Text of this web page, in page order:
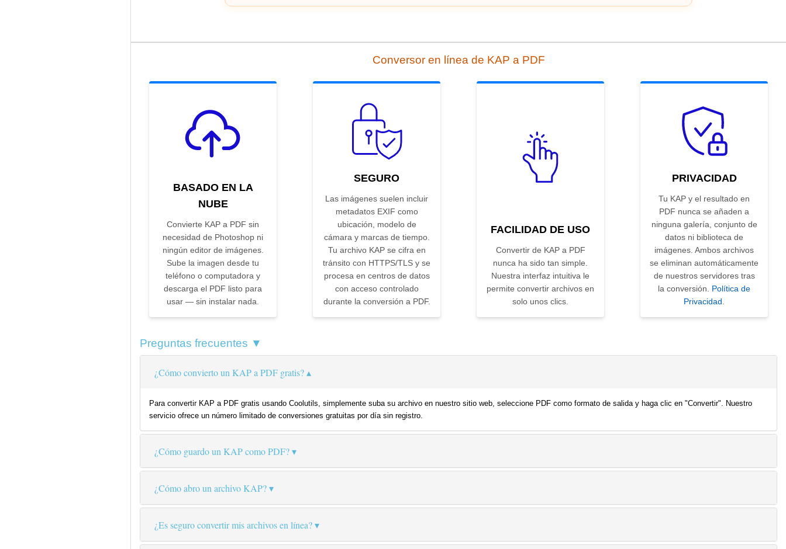
Conversor en línea de KAP a PDF
BASADO EN LA
NUBE
Convierte KAP a PDF sin
necesidad de Photoshop ni
ningún editor de imágenes.
Sube la imagen desde tu
teléfono o computadora y
descarga el PDF listo para
usar — sin instalar nada.
SEGURO
Las imágenes suelen incluir
metadatos EXIF como
ubicación, modelo de
cámara y marcas de tiempo.
Tu archivo KAP se cifra en
tránsito con HTTPS/TLS y se
procesa en centros de datos
con acceso controlado
durante la conversión a PDF.
FACILIDAD DE USO
Convertir de KAP a PDF
nunca ha sido tan simple.
Nuestra interfaz intuitiva le
permite convertir archivos en
solo unos clics.
PRIVACIDAD
Tu KAP y el resultado en
PDF nunca se añaden a
ninguna galería, conjunto de
datos ni biblioteca de
imágenes. Ambos archivos
se eliminan automáticamente
de nuestros servidores tras
la conversión. Política de
Privacidad
Preguntas frecuentes ▼
¿Cómo convierto un KAP a PDF gratis?
Para convertir KAP a PDF gratis usando Coolutils, simplemente suba su archivo en nuestro sitio web, seleccione PDF como formato de salida y haga clic en "Convertir". Nuestro
servicio ofrece un número limitado de conversiones gratuitas por día sin registro.
¿Cómo guardo un KAP como PDF?
¿Cómo abro un archivo KAP?
¿Es seguro convertir mis archivos en línea?